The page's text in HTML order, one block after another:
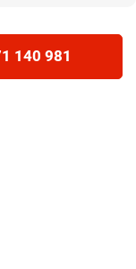
140 981